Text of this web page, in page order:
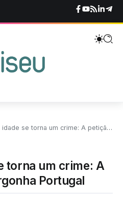
se torna um crime: A petição que envergonha Portugal
torna um crime: A
Portugal